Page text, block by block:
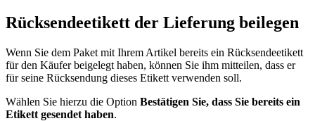
Rücksendeetikett der Lieferung beilegen
Wenn Sie dem Paket mit Ihrem Artikel bereits ein Rücksendeetikett
für den Käufer beigelegt haben, können Sie ihm mitteilen, dass er
für seine Rücksendung dieses Etikett verwenden soll.
Wählen Sie hierzu die Option Bestätigen Sie, dass Sie bereits ein
Etikett gesendet haben.